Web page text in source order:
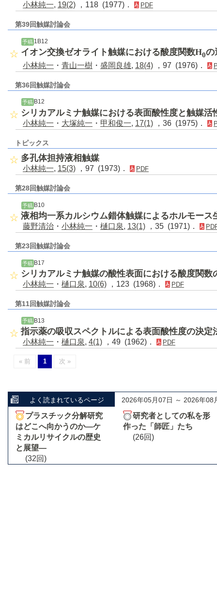
小林純一, 19(2) ，118 (1977)． PDF
第39回触媒討論会
予稿 1B12
イオン交換ゼオライト触媒における酸度関数H0の
小林純一 ・ 青山一樹 ・ 盛岡良雄, 18(4) ，97 (1976)．
第36回触媒討論会
予稿 B12
シリカアルミナ触媒における表面酸性度と触媒活
小林純一 ・ 大塚純一 ・ 甲和俊一, 17(1) ，36 (1975)．
トピックス
多孔体担持液相触媒
小林純一, 15(3) ，97 (1973)． PDF
第28回触媒討論会
予稿B10
液相均一系カルシウム錯体触媒によるホルモース
藤野清治 ・ 小林純一 ・ 樋口泉, 13(1) ，35 (1971)．
第23回触媒討論会
予稿B17
シリカアルミナ触媒の酸性表面における酸度関数
小林純一 ・ 樋口泉, 10(6) ，123 (1968)． PDF
第11回触媒討論会
予稿 B13
指示薬の吸収スペクトルによる表面酸性度の決定
小林純一 ・ 樋口泉, 4(1) ，49 (1962)． PDF
« 前 1 次 »
よく読まれているページ 2026年05月07日 ～ 2026年08
プラスチック分解研究
はどこへ向かうのか―ケ
ミカルリサイクルの歴史
と展望―
(32回)
研究者としての私を形
作った「師匠」たち
(26回)